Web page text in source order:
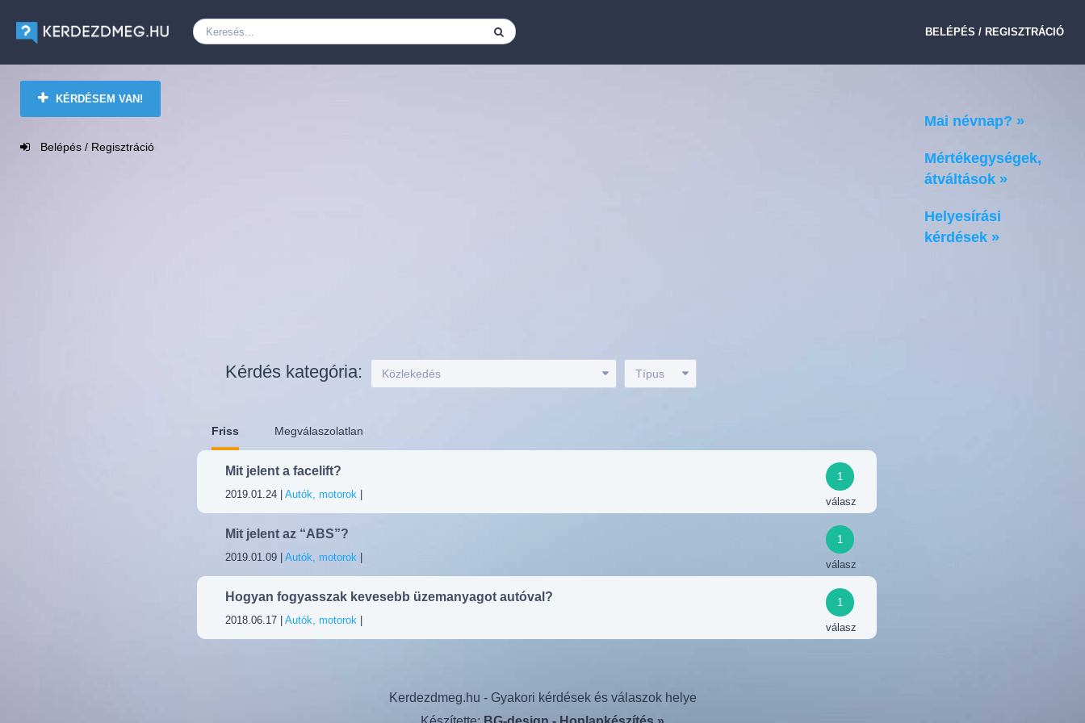
BELÉPÉS / REGISZTRÁCIÓ
KÉRDÉSEM VAN!
Belépés / Regisztráció
Kérdés kategória: Közlekedés Típus
Friss Megválaszolatlan
Mit jelent a facelift?
2019.01.24 |Autók, motorok
1
válasz
Mit jelent az “ABS”?
2019.01.09 |Autók, motorok
1
válasz
Hogyan fogyasszak kevesebb üzemanyagot autóval?
2018.06.17 |Autók, motorok
1
válasz
Mai névnap? »
Mértékegységek,
átváltások »
Helyesírási
kérdések »
Kerdezdmeg.hu - Gyakori kérdések és válaszok helye